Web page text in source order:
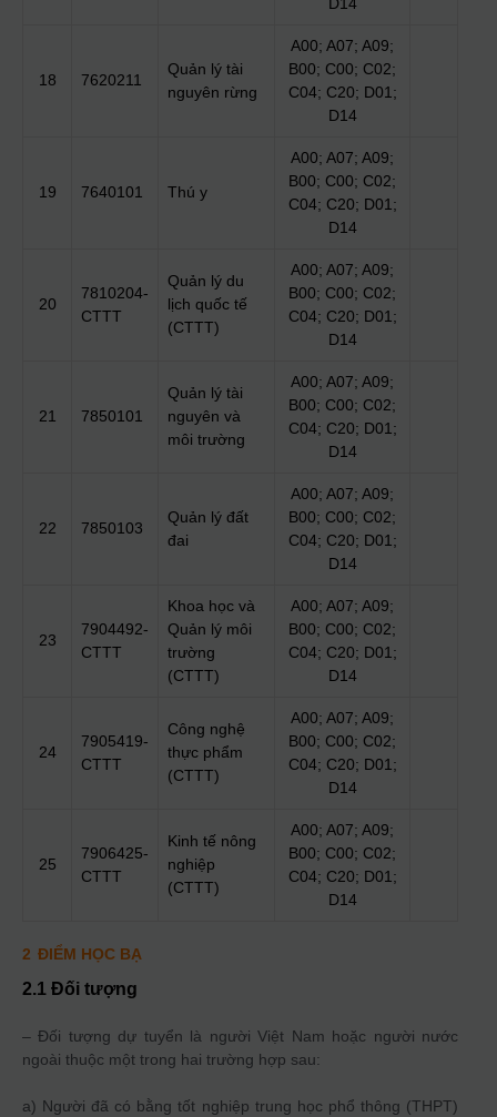
18 7620211
Quản lý tài
nguyên rừng
A00; A07; A09;
B00; C00; C02;
C04; C20; D01;
D14
19 7640101 Thú y
A00; A07; A09;
B00; C00; C02;
C04; C20; D01;
D14
20
7810204-
CTTT
Quản lý du
lịch quốc tế
(CTTT)
A00; A07; A09;
B00; C00; C02;
C04; C20; D01;
D14
21 7850101
Quản lý tài
nguyên và
môi trường
A00; A07; A09;
B00; C00; C02;
C04; C20; D01;
D14
22 7850103
Quản lý đất
đai
A00; A07; A09;
B00; C00; C02;
C04; C20; D01;
D14
23
7904492-
CTTT
Khoa học và
Quản lý môi
trường
(CTTT)
A00; A07; A09;
B00; C00; C02;
C04; C20; D01;
D14
24
7905419-
CTTT
Công nghệ
thực phẩm
(CTTT)
A00; A07; A09;
B00; C00; C02;
C04; C20; D01;
D14
25
7906425-
CTTT
Kinh tế nông
nghiệp
(CTTT)
A00; A07; A09;
B00; C00; C02;
C04; C20; D01;
D14
2 ĐIỂM HỌC BẠ
2.1 Đối tượng
– Đối tượng dự tuyển là người Việt Nam hoặc người nước
ngoài thuộc một trong hai trường hợp sau:
a) Người đã có bằng tốt nghiệp trung học phổ thông (THPT)